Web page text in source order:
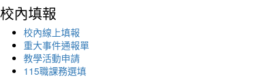
校內填報
校內線上填報
重大事件通報單
教學活動申請
115職課務選填